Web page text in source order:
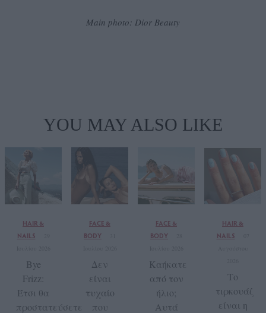
Main photo: Dior Beauty
YOU MAY ALSO LIKE
HAIR &
NAILS
Bye
Frizz:
Έτσι θα
προστατεύσετε
FACE &
BODY
Δεν
είναι
τυχαίο
που
FACE &
BODY
Καήκατε
από τον
ήλιο;
Αυτά
HAIR &
NAILS
Το
τιρκουάζ
είναι η